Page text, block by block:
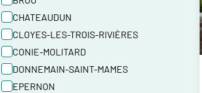
CHATEAUDUN
CLOYES-LES-TROIS-RIVIÈRES
CONIE-MOLITARD
DONNEMAIN-SAINT-MAMES
EPERNON